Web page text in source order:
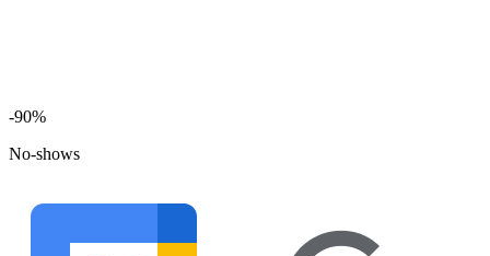
-90%
No-shows